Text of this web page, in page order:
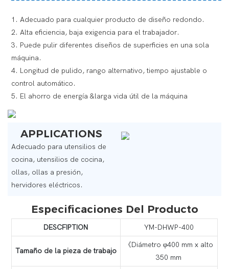
1. Adecuado para cualquier producto de diseño redondo.
2. Alta eficiencia, baja exigencia para el trabajador.
3. Puede pulir diferentes diseños de superficies en una sola
máquina.
4. Longitud de pulido, rango alternativo, tiempo ajustable o
control automático.
5. El ahorro de energía &larga vida útil de la máquina
APPLICATIONS
Adecuado para utensilios de
cocina, utensilios de cocina,
ollas, ollas a presión,
hervidores eléctricos.
Especificaciones Del Producto
DESCFIPTION YM-DHWP-400
Tamaño de la pieza de trabajo
《Diámetro φ400 mm x alto
350 mm